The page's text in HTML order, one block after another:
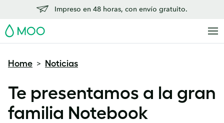
Impreso en 48 horas, con envío gratuito.
MOO
Home > Noticias
Te presentamos a la gran
familia Notebook